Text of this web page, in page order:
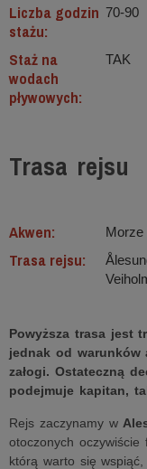
Liczba godzin
stażu:
70-90
Staż na
wodach
pływowych:
TAK
Trasa rejsu
Akwen: Morze
Trasa rejsu:
Powyższa trasa jest
jednak od warunków
załogi. Ostateczną
podejmuje kapitan,
Rejs zaczynamy w
otoczonych
którą warto się